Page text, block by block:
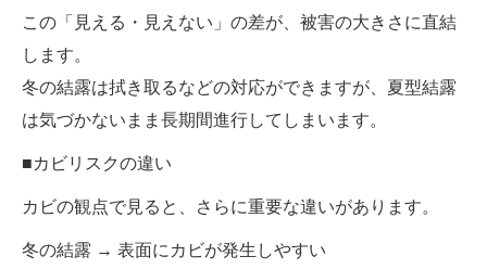
この「見える・見えない」の差が、被害の大きさに直結
します。
冬の結露は拭き取るなどの対応ができますが、夏型結露
は気づかないまま長期間進行してしまいます。
■カビリスクの違い
カビの観点で見ると、さらに重要な違いがあります。
冬の結露 → 表面にカビが発生しやすい